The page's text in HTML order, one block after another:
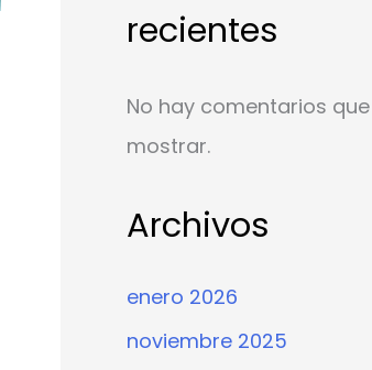
recientes
No hay comentarios que
mostrar.
Archivos
enero 2026
noviembre 2025